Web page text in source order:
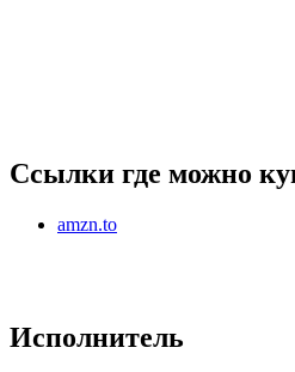
Ссылки где можно
amzn.to
Исполнитель